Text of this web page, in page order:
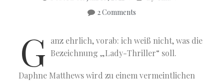
2 Comments
G anz ehrlich, vorab: ich weiß nicht, was die
Bezeichnung „Lady-Thriller“ soll.
Daphne Matthews wird zu einem vermeintlichen